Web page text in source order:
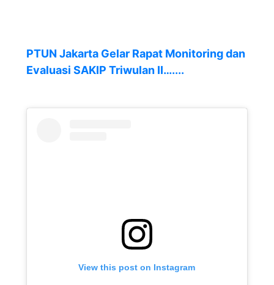
PTUN Jakarta Gelar Rapat Monitoring dan
Evaluasi SAKIP Triwulan II…....
View this post on Instagram